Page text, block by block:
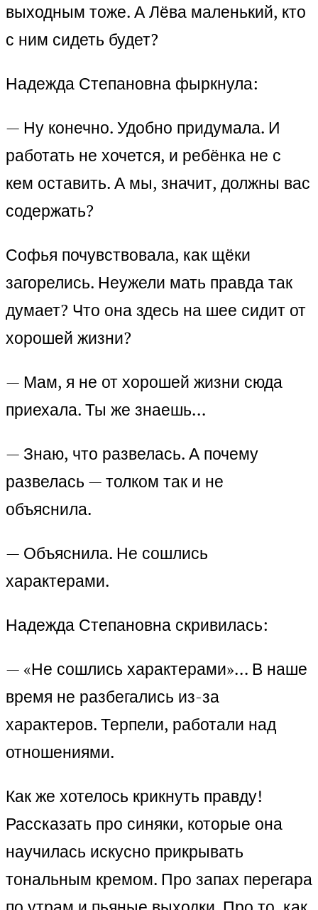
выходным тоже. А Лёва маленький, кто
с ним сидеть будет?
Надежда Степановна фыркнула:
— Ну конечно. Удобно придумала. И
работать не хочется, и ребёнка не с
кем оставить. А мы, значит, должны вас
содержать?
Софья почувствовала, как щёки
загорелись. Неужели мать правда так
думает? Что она здесь на шее сидит от
хорошей жизни?
— Мам, я не от хорошей жизни сюда
приехала. Ты же знаешь…
— Знаю, что развелась. А почему
развелась — толком так и не
объяснила.
— Объяснила. Не сошлись
характерами.
Надежда Степановна скривилась:
— «Не сошлись характерами»… В наше
время не разбегались из-за
характеров. Терпели, работали над
отношениями.
Как же хотелось крикнуть правду!
Рассказать про синяки, которые она
научилась искусно прикрывать
тональным кремом. Про запах перегара